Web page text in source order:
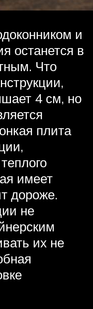
и
останется в
Что
4 см, но
плита
имеет
дороже.
не
их не